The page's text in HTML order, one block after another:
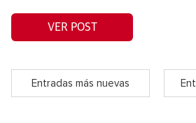
VER POST
Entradas más nuevas